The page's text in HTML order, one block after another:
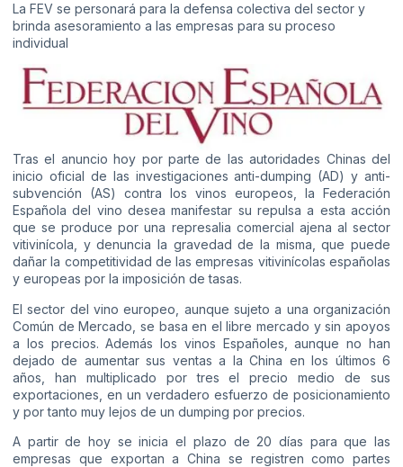
La FEV se personará para la defensa colectiva del sector y
brinda asesoramiento a las empresas para su proceso
individual
Tras el anuncio hoy por parte de las autoridades Chinas del
inicio oficial de las investigaciones anti-dumping (AD) y anti-
subvención (AS) contra los vinos europeos, la Federación
Española del vino desea manifestar su repulsa a esta acción
que se produce por una represalia comercial ajena al sector
vitivinícola, y denuncia la gravedad de la misma, que puede
dañar la competitividad de las empresas vitivinícolas españolas
y europeas por la imposición de tasas.
El sector del vino europeo, aunque sujeto a una organización
Común de Mercado, se basa en el libre mercado y sin apoyos
a los precios. Además los vinos Españoles, aunque no han
dejado de aumentar sus ventas a la China en los últimos 6
años, han multiplicado por tres el precio medio de sus
exportaciones, en un verdadero esfuerzo de posicionamiento
y por tanto muy lejos de un dumping por precios.
A partir de hoy se inicia el plazo de 20 días para que las
empresas que exportan a China se registren como partes